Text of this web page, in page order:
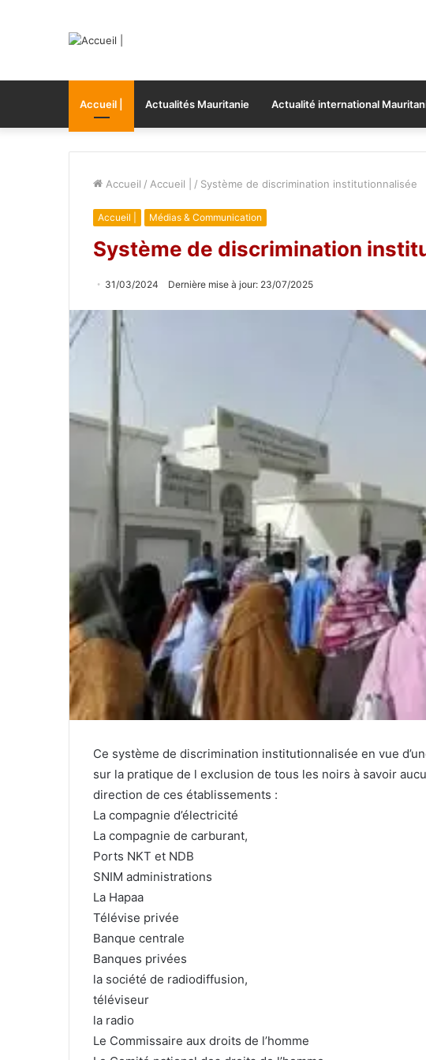
Accueil | Actualités Mauritanie Actualité international
Accueil / Accueil | / Système de discrimination institutionnalisée
Accueil | Médias & Communication
Système de discrimination
31/03/2024 Dernière mise à jour: 23/07/2025
Ce système de discrimination institutionnalisée en vue
sur la pratique de l exclusion de tous les noirs à savoir
direction de ces établissements :
La compagnie d’électricité
La compagnie de carburant,
Ports NKT et NDB
SNIM administrations
La Hapaa
Télévise privée
Banque centrale
Banques privées
la société de radiodiffusion,
téléviseur
la radio
Le Commissaire aux droits de l’homme